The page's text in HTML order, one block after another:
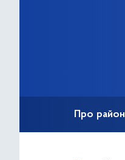
Про район